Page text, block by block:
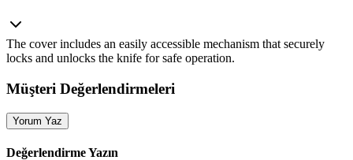
The cover includes an easily accessible mechanism that securely
locks and unlocks the knife for safe operation.
Müşteri Değerlendirmeleri
Yorum Yaz
Değerlendirme Yazın